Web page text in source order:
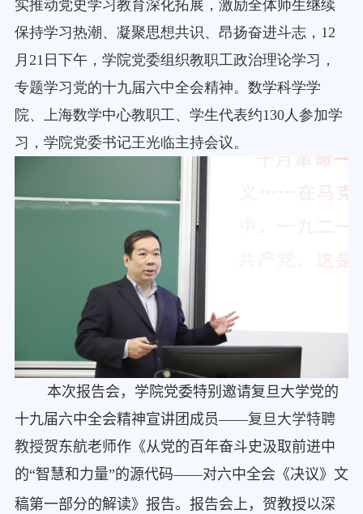
实推动党史学习教育深化拓展，激励全体师生继续
保持学习热潮、凝聚思想共识、昂扬奋进斗志， 12
月 21 日下午，学院党委组织教职工政治理论学习，
专题学习党的十九届六中全会精神。数学科学学
院、上海数学中心教职工、学生代表约130人参加学
习，学院党委书记王光临主持会议。
本次报告会，学院党委特别邀请复旦大学党的
十九届六中全会精神宣讲团成员——复旦大学特聘
教授贺东航老师作《从党的百年奋斗史汲取前进中
的“智慧和力量”的源代码——对六中全会《决议》文
稿第一部分的解读》报告。 报告会上，贺教授以深